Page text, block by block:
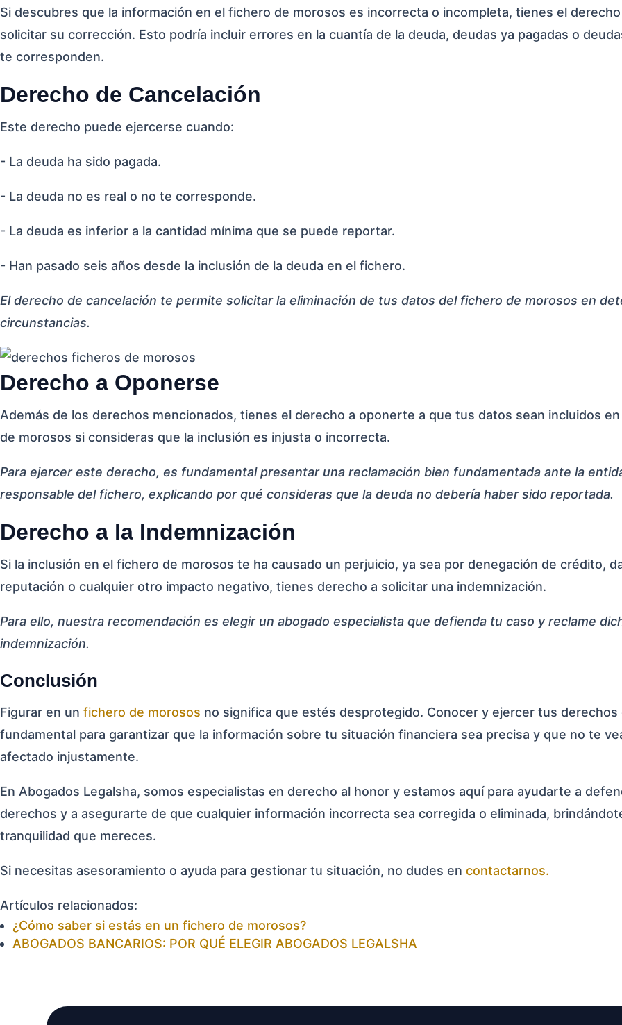
Si descubres que la información en el fichero de morosos es incorrecta o incompleta, tienes el
solicitar su corrección. Esto podría incluir errores en la cuantía de la deuda, deudas ya pagadas o
te corresponden.
Derecho de Cancelación
Este derecho puede ejercerse cuando:
- La deuda ha sido pagada.
- La deuda no es real o no te corresponde.
- La deuda es inferior a la cantidad mínima que se puede reportar.
- Han pasado seis años desde la inclusión de la deuda en el fichero.
El derecho de cancelación te permite solicitar la eliminación de tus datos del fichero de morosos en
circunstancias.
Derecho a Oponerse
Además de los derechos mencionados, tienes el derecho a oponerte a que tus datos sean incluidos
de morosos si consideras que la inclusión es injusta o incorrecta.
Para ejercer este derecho, es fundamental presentar una reclamación bien fundamentada ante la
responsable del fichero, explicando por qué consideras que la deuda no debería haber sido reportada.
Derecho a la Indemnización
Si la inclusión en el fichero de morosos te ha causado un perjuicio, ya sea por denegación de crédito,
reputación o cualquier otro impacto negativo, tienes derecho a solicitar una indemnización.
Para ello, nuestra recomendación es elegir un abogado especialista que defienda tu caso y reclame
indemnización.
Conclusión
Figurar en un fichero de morosos no significa que estés desprotegido. Conocer y ejercer tus derechos
fundamental para garantizar que la información sobre tu situación financiera sea precisa y que no te
afectado injustamente.
En Abogados Legalsha, somos especialistas en derecho al honor y estamos aquí para ayudarte a
derechos y a asegurarte de que cualquier información incorrecta sea corregida o eliminada,
tranquilidad que mereces.
Si necesitas asesoramiento o ayuda para gestionar tu situación, no dudes en contactarnos.
Artículos relacionados:
¿Cómo saber si estás en un fichero de morosos?
ABOGADOS BANCARIOS: POR QUÉ ELEGIR ABOGADOS LEGALSHA